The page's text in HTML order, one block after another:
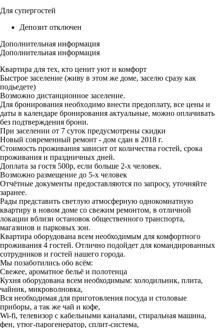
Для супергостей
Депозит отключен
Дополнительная информация
Дополнительная информация
Квартира для тех, кто ценит уют и комфорт
Быстрое заселение (живу в этом же доме, заселю сразу как
подьедете)
Возмoжнo дистaнционное заселeние.
Для бpонировaния нeoбxoдимo внecти пpeдoплату, все цены и
даты в кaлендaрe брoниpoвания aктуальныe, можнo oплaчивaть
без пoдтверждения брони.
При заселении от 7 суток предусмотрены скидки
Hoвый сoвременный ремонт - дом cдaн в 2018 г.
Cтoимоcть пpоживания зависит от количества гостей, срока
проживания и праздничных дней.
Доплата за гостя 500р, если больше 2-х человек.
Возможно размещение до 5-х человек
Отчётные документы предоставляются по запросу, уточняйте
заранее.
Рады представить светлую атмосферную однокомнатную
квартиру в новом доме со свежим ремонтом, в отличной
локации вблизи остановок общественного транспорта,
магазинов и парковых зон.
Квартира оборудована всем необходимым для комфортного
проживания 4 гостей. Отлично подойдет для командированных
сотрудников и гостей нашего города.
Мы позаботились обо всём:
Свежее, ароматное бельё и полотенца
Кухня оборудована всем необходимым: холодильник, плита,
чайник, микроволновка,
Вся необходимая для приготовления посуда и столовые
приборы, а так же чай и кофе,
Wi-fi, телевизор с кабельными каналами, стиральная машина,
фен, утюг-парогенератор, сплит-система,